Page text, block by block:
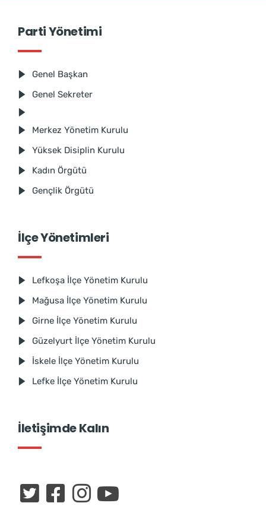
Parti Yönetimi
Genel Başkan
Genel Sekreter
Merkez Yönetim Kurulu
Yüksek Disiplin Kurulu
Kadın Örgütü
Gençlik Örgütü
İlçe Yönetimleri
Lefkoşa İlçe Yönetim Kurulu
Mağusa İlçe Yönetim Kurulu
Girne İlçe Yönetim Kurulu
Güzelyurt İlçe Yönetim Kurulu
İskele İlçe Yönetim Kurulu
Lefke İlçe Yönetim Kurulu
İletişimde Kalın